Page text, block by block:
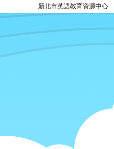
新北市英語教育資源中心